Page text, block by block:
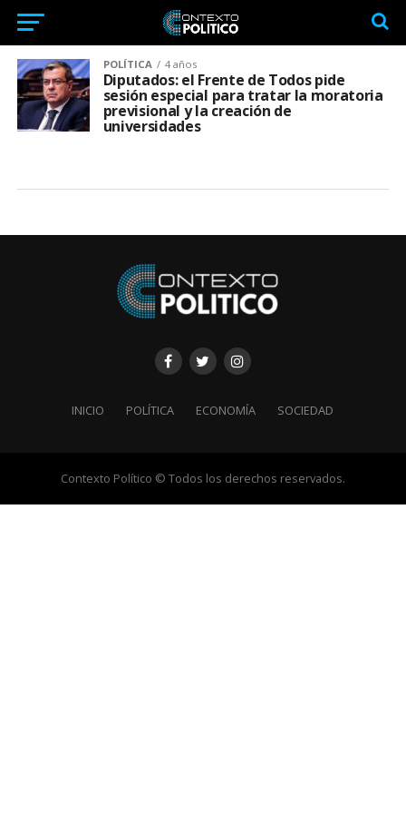
POLÍTICA 4 años
Diputados: el Frente de Todos pide
sesión especial para tratar la moratoria
previsional y la creación de
universidades
INICIO POLÍTICA ECONOMÍA SOCIEDAD
Contexto Político © Todos los derechos reservados.